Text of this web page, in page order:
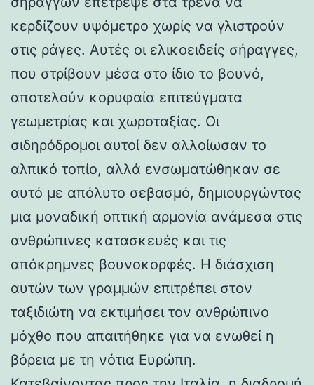
κερδίζουν υψόμετρο χωρίς να γλιστρούν
στις ράγες. Αυτές οι ελικοειδείς σήραγγες,
που στρίβουν μέσα στο ίδιο το βουνό,
αποτελούν κορυφαία επιτεύγματα
γεωμετρίας και χωροταξίας. Οι
σιδηρόδρομοι αυτοί δεν αλλοίωσαν το
αλπικό τοπίο, αλλά ενσωματώθηκαν σε
αυτό με απόλυτο σεβασμό, δημιουργώντας
μια μοναδική οπτική αρμονία ανάμεσα στις
ανθρώπινες κατασκευές και τις
απόκρημνες βουνοκορφές. Η διάσχιση
αυτών των γραμμών επιτρέπει στον
ταξιδιώτη να εκτιμήσει τον ανθρώπινο
μόχθο που απαιτήθηκε για να ενωθεί η
βόρεια με τη νότια Ευρώπη.